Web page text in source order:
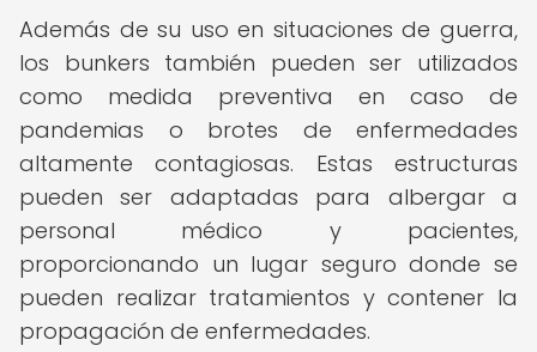
Además de su uso en situaciones de guerra,
los bunkers también pueden ser utilizados
como medida preventiva en caso de
pandemias o brotes de enfermedades
altamente contagiosas. Estas estructuras
pueden ser adaptadas para albergar a
personal médico y pacientes,
proporcionando un lugar seguro donde se
pueden realizar tratamientos y contener la
propagación de enfermedades.